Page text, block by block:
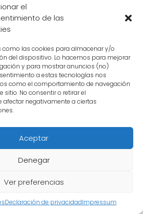
el
de las
como las cookies para almacenar y/o
del dispositivo. Lo hacemos para mejorar
y para mostrar anuncios (no)
a estas tecnologías nos
como el comportamiento de navegación
sitio. No consentir o retirar el
afectar negativamente a ciertas
Aceptar
Denegar
Ver preferencias
Declaración de privacidadImpressum
y Vegeta, también han
por él. Goku incluso dijo:
Yamcha haya encontrado el
ser felices y estoy
conocer a su nueva novia."
de Yamcha ha generado un
sus amigos y compañeros.
esta relación sea exitosa y
la felicidad juntos.
no se ha revelado el nombre
y darle la bienvenida